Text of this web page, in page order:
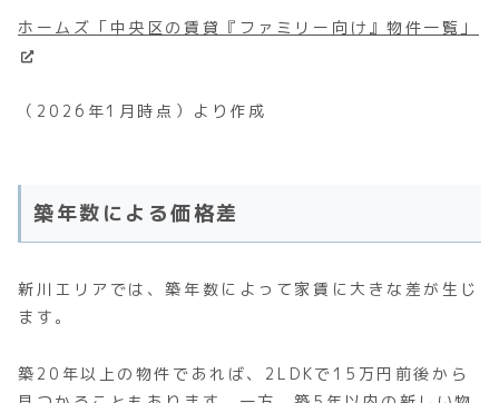
ホームズ「中央区の賃貸『ファミリー向け』物件一覧」
（2026年1月時点）より作成
築年数による価格差
新川エリアでは、築年数によって家賃に大きな差が生じ
ます。
築20年以上の物件であれば、2LDKで15万円前後から